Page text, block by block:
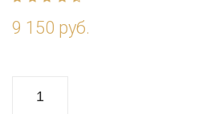
9 150 руб.